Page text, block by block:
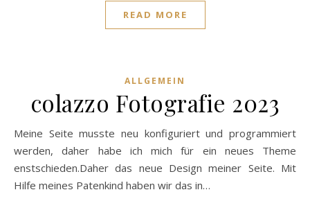
READ MORE
ALLGEMEIN
colazzo Fotografie 2023
Meine Seite musste neu konfiguriert und programmiert
werden, daher habe ich mich für ein neues Theme
enstschieden.Daher das neue Design meiner Seite. Mit
Hilfe meines Patenkind haben wir das in…